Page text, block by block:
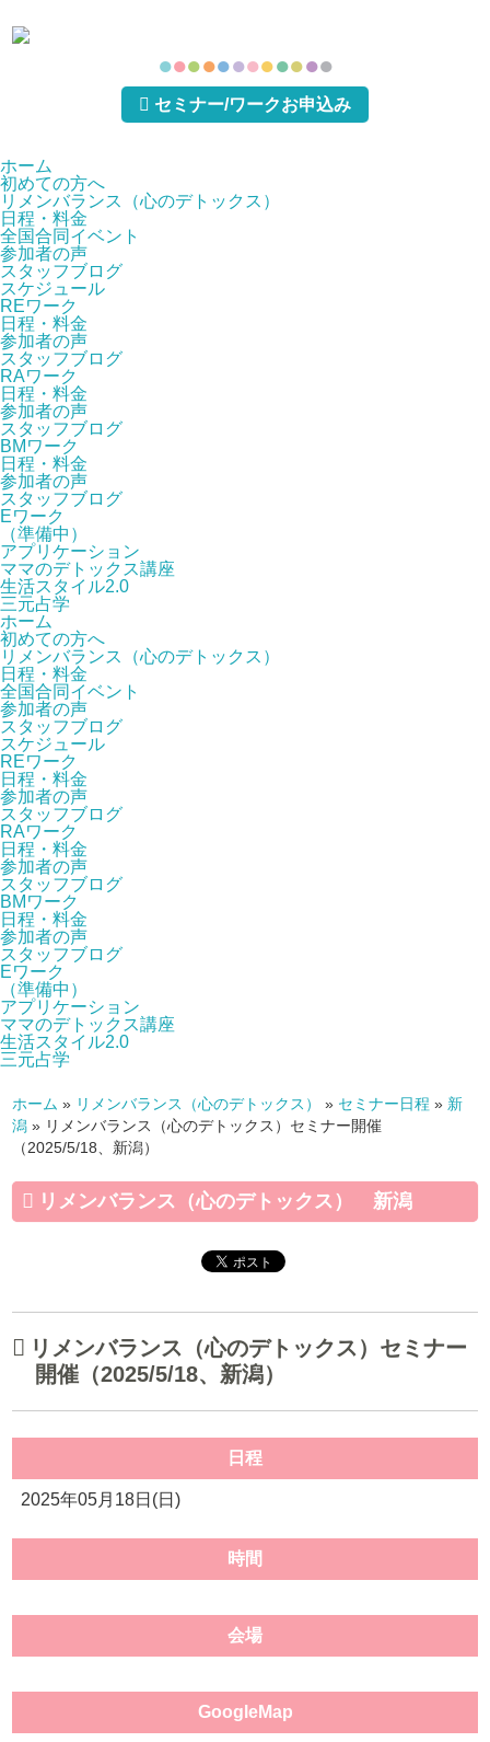
●●●●●●●●●●●●
セミナー/ワークお申込み
ホーム
初めての方へ
リメンバランス（心のデトックス）
日程・料金
全国合同イベント
参加者の声
スタッフブログ
スケジュール
REワーク
日程・料金
参加者の声
スタッフブログ
RAワーク
日程・料金
参加者の声
スタッフブログ
BMワーク
日程・料金
参加者の声
スタッフブログ
Eワーク
（準備中）
アプリケーション
ママのデトックス講座
生活スタイル2.0
三元占学
ホーム
初めての方へ
リメンバランス（心のデトックス）
日程・料金
全国合同イベント
参加者の声
スタッフブログ
スケジュール
REワーク
日程・料金
参加者の声
スタッフブログ
RAワーク
日程・料金
参加者の声
スタッフブログ
BMワーク
日程・料金
参加者の声
スタッフブログ
Eワーク
（準備中）
アプリケーション
ママのデトックス講座
生活スタイル2.0
三元占学
ホーム » リメンバランス（心のデトックス） » セミナー日程 » 新
潟 » リメンバランス（心のデトックス）セミナー開催
（2025/5/18、新潟）
リメンバランス（心のデトックス） 新潟
リメンバランス（心のデトックス）セミナー
開催（2025/5/18、新潟）
日程
2025年05月18日(日)
時間
会場
GoogleMap